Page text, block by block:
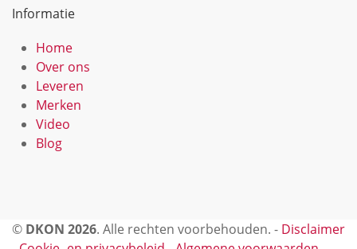
Informatie
Home
Over ons
Leveren
Merken
Video
Blog
© DKON 2026. Alle rechten voorbehouden. - Disclaimer